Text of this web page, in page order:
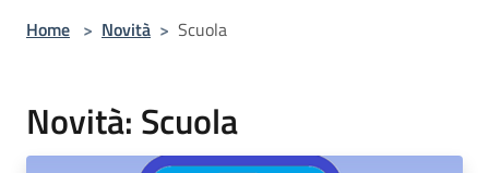
Home > Novità > Scuola
Novità: Scuola